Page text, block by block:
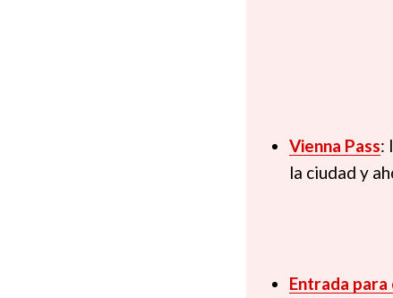
Vienna Pass:
la ciudad y
Entrada